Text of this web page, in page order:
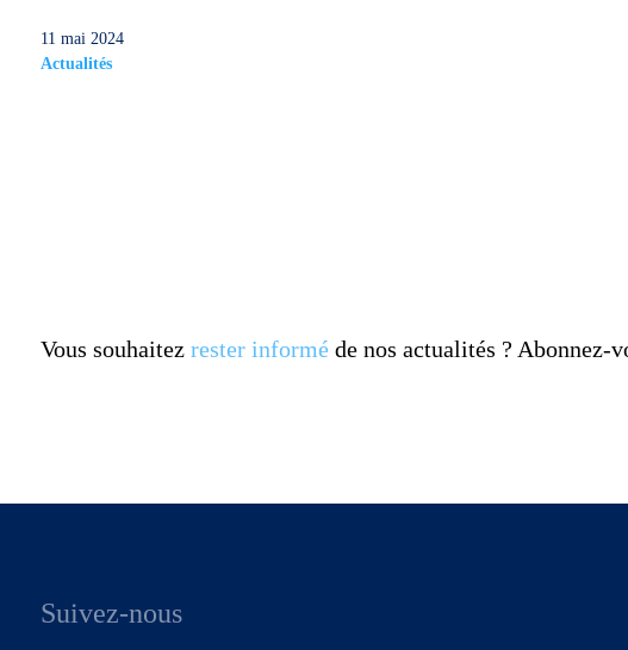
11 mai 2024
Actualités
Vous souhaitez rester informéde nos actualités ? Abonnez-
Suivez-nous